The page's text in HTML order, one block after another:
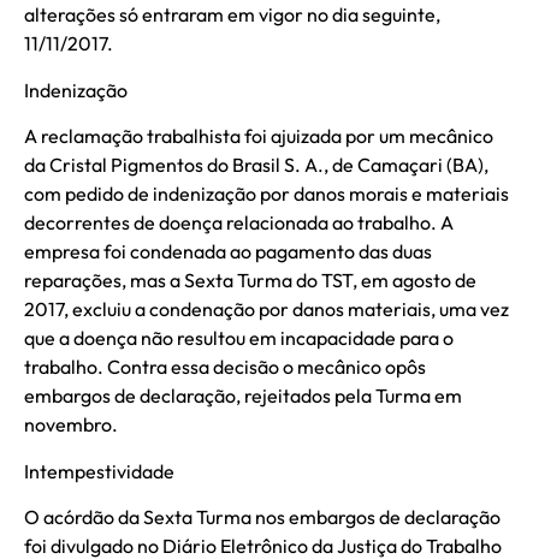
alterações só entraram em vigor no dia seguinte,
11/11/2017.
Indenização
A reclamação trabalhista foi ajuizada por um mecânico
da Cristal Pigmentos do Brasil S. A., de Camaçari (BA),
com pedido de indenização por danos morais e materiais
decorrentes de doença relacionada ao trabalho. A
empresa foi condenada ao pagamento das duas
reparações, mas a Sexta Turma do TST, em agosto de
2017, excluiu a condenação por danos materiais, uma vez
que a doença não resultou em incapacidade para o
trabalho. Contra essa decisão o mecânico opôs
embargos de declaração, rejeitados pela Turma em
novembro.
Intempestividade
O acórdão da Sexta Turma nos embargos de declaração
foi divulgado no Diário Eletrônico da Justiça do Trabalho